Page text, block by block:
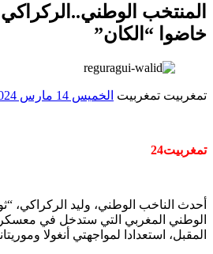
خاضوا “الكان”
تمغربيت تمغربيت الخميس 14 مارس 2024 - 9:00
تمغربيت24
أحدث الناخب الوطني، وليد الركراكي،
الوطني المغربي التي ستدخل في معسكر
المقبل، استعدادا لمواجهتي أنغولا